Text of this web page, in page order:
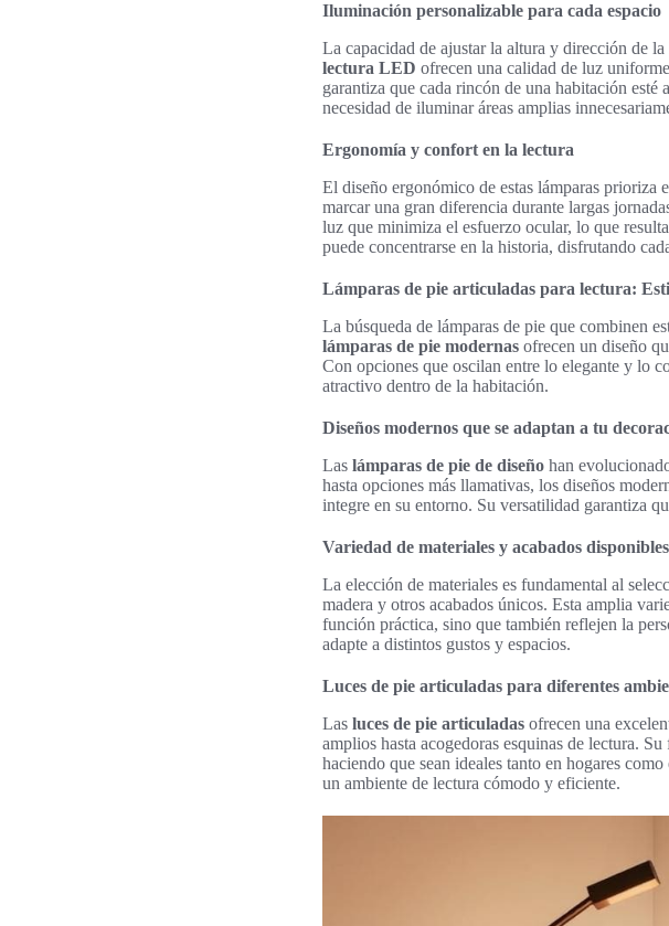
Iluminación personalizable para cada espacio
La capacidad de ajustar la altura y dirección de
lectura LED ofrecen una calidad de luz
garantiza que cada rincón de una habitación
necesidad de iluminar áreas amplias
Ergonomía y confort en la lectura
El diseño ergonómico de estas lámparas
marcar una gran diferencia durante largas
luz que minimiza el esfuerzo ocular, lo que
puede concentrarse en la historia, disfrutando
Lámparas de pie articuladas para lectura:
La búsqueda de lámparas de pie que combinen
lámparas de pie modernas ofrecen un diseño
Con opciones que oscilan entre lo elegante y lo
atractivo dentro de la habitación.
Diseños modernos que se adaptan a tu
Las lámparas de pie de diseño han
hasta opciones más llamativas, los diseños
integre en su entorno. Su versatilidad garantiza
Variedad de materiales y acabados disponibles
La elección de materiales es fundamental al
madera y otros acabados únicos. Esta amplia
función práctica, sino que también reflejen la
adapte a distintos gustos y espacios.
Luces de pie articuladas para diferentes
Las luces de pie articuladas ofrecen una
amplios hasta acogedoras esquinas de lectura.
haciendo que sean ideales tanto en hogares
un ambiente de lectura cómodo y eficiente.